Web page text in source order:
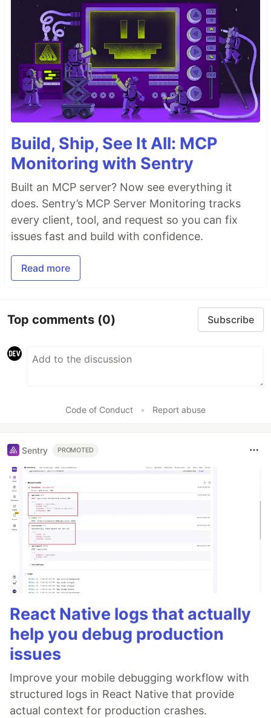
Build, Ship, See It All: MCP
Monitoring with Sentry
Built an MCP server? Now see everything it
does. Sentry’s MCP Server Monitoring tracks
every client, tool, and request so you can fix
issues fast and build with confidence.
Read more
Top comments (0) Subscribe
Code of Conduct • Report abuse
Sentry PROMOTED
React Native logs that actually
help you debug production
issues
Improve your mobile debugging workflow with
structured logs in React Native that provide
actual context for production crashes.